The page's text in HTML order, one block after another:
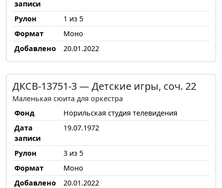
записи
Рулон
1 из 5
Формат
Моно
Добавлено
20.01.2022
ДКСВ-13751-3 — Детские игры, соч. 22
Маленькая сюита для оркестра
Фонд
Норильская студия телевидения
Дата
записи
19.07.1972
Рулон
3 из 5
Формат
Моно
Добавлено
20.01.2022